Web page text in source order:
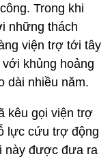
Trong khi
những thách
viện trợ tới tây
khủng hoảng
dài nhiều năm.
kêu gọi viện trợ
lực cứu trợ động
này được đưa ra